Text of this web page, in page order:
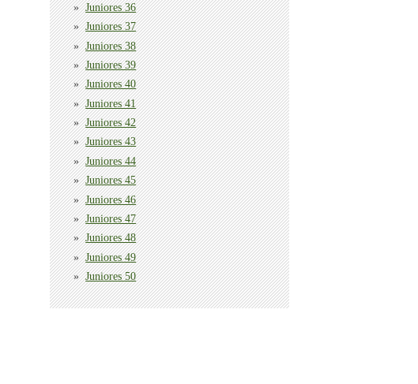
Juniores 36
Juniores 37
Juniores 38
Juniores 39
Juniores 40
Juniores 41
Juniores 42
Juniores 43
Juniores 44
Juniores 45
Juniores 46
Juniores 47
Juniores 48
Juniores 49
Juniores 50